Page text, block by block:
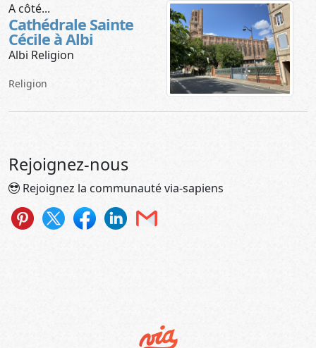
A côté...
Cathédrale Sainte
Cécile à Albi
Albi Religion
Religion
Rejoignez-nous
Rejoignez la communauté via-sapiens